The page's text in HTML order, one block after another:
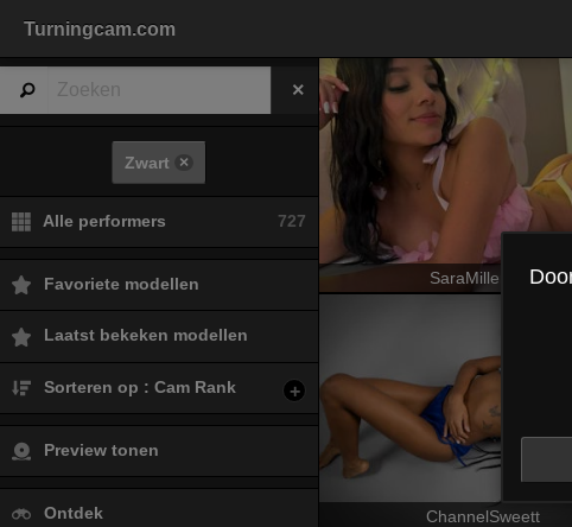
Turningcam.com
Zwart ×
Alle performers 727
Favoriete modellen
Laatst bekeken modellen
Sorteren op : Cam Rank +
Preview tonen
Ontdek
SaraMillerOne
ChannelSweett